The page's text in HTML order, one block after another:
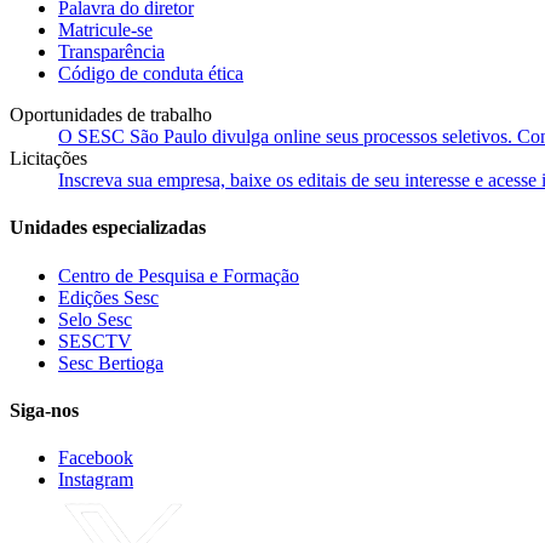
Palavra do diretor
Matricule-se
Transparência
Código de conduta ética
Oportunidades de trabalho
O SESC São Paulo divulga online seus processos seletivos.
Licitações
Inscreva sua empresa, baixe os editais de seu interesse e
Unidades especializadas
Centro de Pesquisa e Formação
Edições Sesc
Selo Sesc
SESCTV
Sesc Bertioga
Siga-nos
Facebook
Instagram